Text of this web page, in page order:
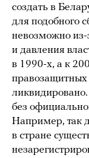
создать в
для подобного
невозможно из-
и давления
в 1990-х, а к
правозащитных
без
Например, так
в стране